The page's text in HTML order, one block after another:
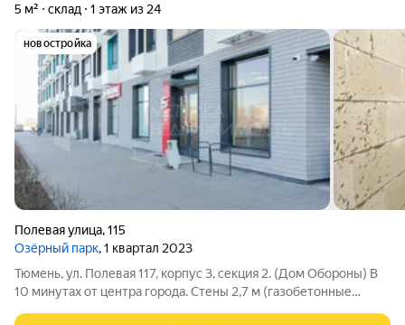
5 м² склад 1 этаж из 24
новостройка
Полевая улица,115
Озёрный парк, 1 квартал 2023
Тюмень, ул. Полевая 117, корпус 3, секция 2. (Дом Обороны) В
10 минутах от центра города. Стены 2,7 м (газобетонные